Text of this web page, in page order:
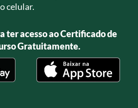
celular.
ter acesso ao Certificado de
Gratuitamente.